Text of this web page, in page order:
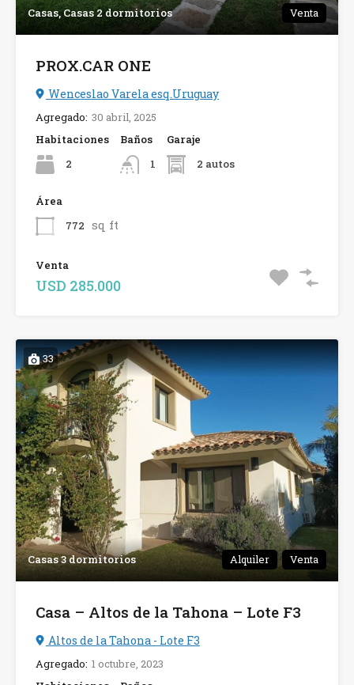
Casas, Casas 2 dormitorios Venta
PROX.CAR ONE
Wenceslao Varela esq.Uruguay
Agregado: 30 abril, 2025
Habitaciones
2
Baños
1
Garaje
2 autos
Área
772 sq ft
Venta
USD 285.000
33
Casas 3 dormitorios Alquiler Venta
Casa – Altos de la Tahona – Lote F3
Altos de la Tahona - Lote F3
Agregado: 1 octubre, 2023